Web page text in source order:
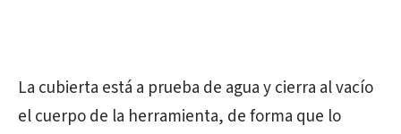
La cubierta está a prueba de agua y cierra al vacío
el cuerpo de la herramienta, de forma que lo